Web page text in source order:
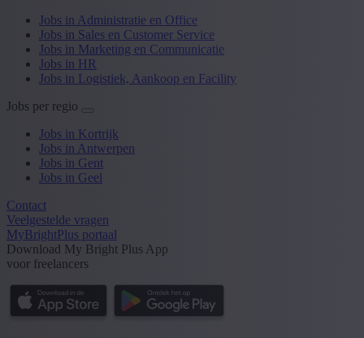
Jobs in Administratie en Office
Jobs in Sales en Customer Service
Jobs in Marketing en Communicatie
Jobs in HR
Jobs in Logistiek, Aankoop en Facility
Jobs per regio
Jobs in Kortrijk
Jobs in Antwerpen
Jobs in Gent
Jobs in Geel
Contact
Veelgestelde vragen
MyBrightPlus portaal
Download My Bright Plus App
voor freelancers